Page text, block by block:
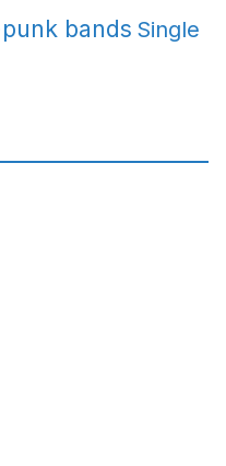
bands Single